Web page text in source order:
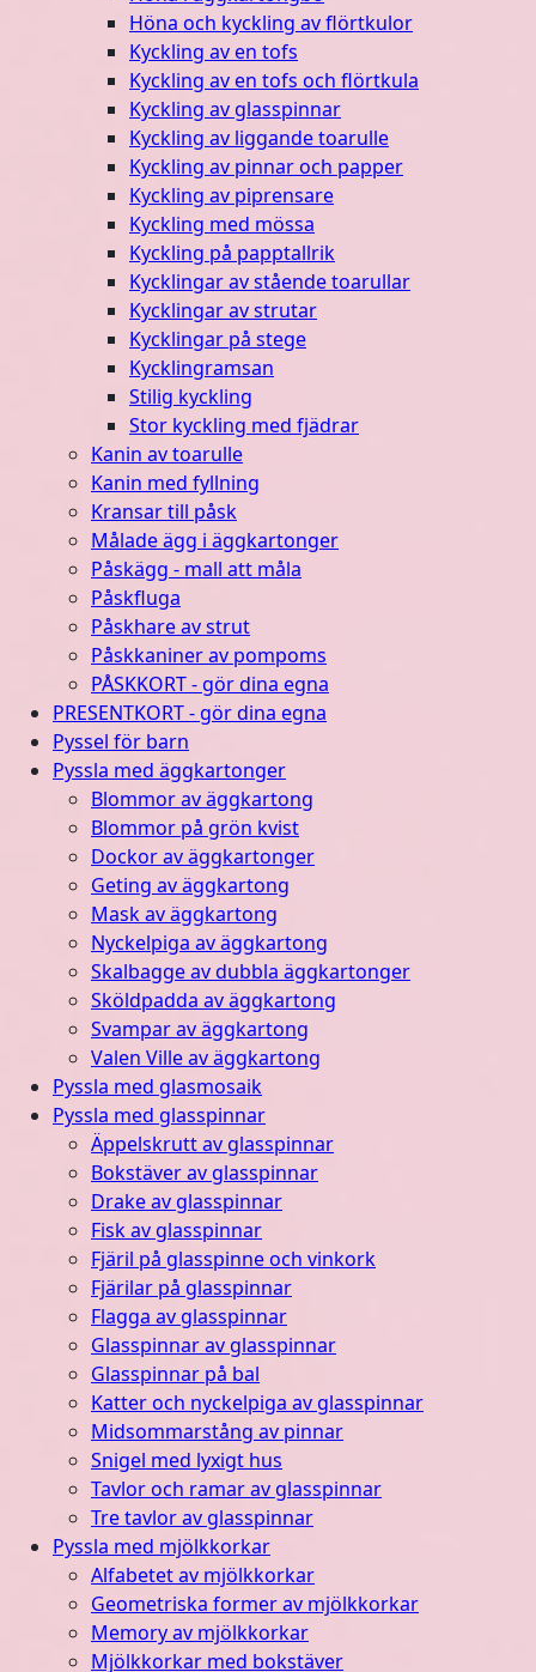
Höna och kyckling av flörtkulor
Kyckling av en tofs
Kyckling av en tofs och flörtkula
Kyckling av glasspinnar
Kyckling av liggande toarulle
Kyckling av pinnar och papper
Kyckling av piprensare
Kyckling med mössa
Kyckling på papptallrik
Kycklingar av stående toarullar
Kycklingar av strutar
Kycklingar på stege
Kycklingramsan
Stilig kyckling
Stor kyckling med fjädrar
Kanin av toarulle
Kanin med fyllning
Kransar till påsk
Målade ägg i äggkartonger
Påskägg - mall att måla
Påskfluga
Påskhare av strut
Påskkaniner av pompoms
PÅSKKORT - gör dina egna
PRESENTKORT - gör dina egna
Pyssel för barn
Pyssla med äggkartonger
Blommor av äggkartong
Blommor på grön kvist
Dockor av äggkartonger
Geting av äggkartong
Mask av äggkartong
Nyckelpiga av äggkartong
Skalbagge av dubbla äggkartonger
Sköldpadda av äggkartong
Svampar av äggkartong
Valen Ville av äggkartong
Pyssla med glasmosaik
Pyssla med glasspinnar
Äppelskrutt av glasspinnar
Bokstäver av glasspinnar
Drake av glasspinnar
Fisk av glasspinnar
Fjäril på glasspinne och vinkork
Fjärilar på glasspinnar
Flagga av glasspinnar
Glasspinnar av glasspinnar
Glasspinnar på bal
Katter och nyckelpiga av glasspinnar
Midsommarstång av pinnar
Snigel med lyxigt hus
Tavlor och ramar av glasspinnar
Tre tavlor av glasspinnar
Pyssla med mjölkkorkar
Alfabetet av mjölkkorkar
Geometriska former av mjölkkorkar
Memory av mjölkkorkar
Mjölkkorkar med bokstäver